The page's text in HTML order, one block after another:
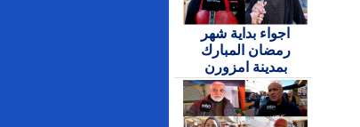
اجواء بداية شهر
رمضان المبارك
بمدينة امزورن